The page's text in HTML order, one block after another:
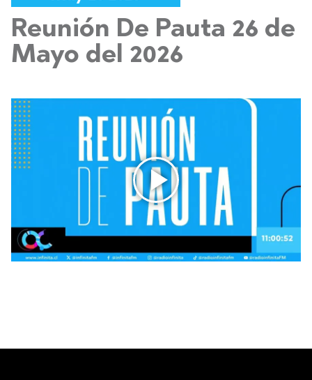
Reunión De Pauta 26 de
Mayo del 2026